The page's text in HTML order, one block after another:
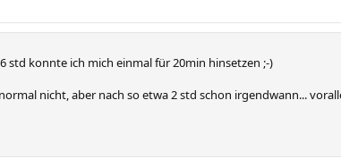
std konnte ich mich einmal für 20min hinsetzen ;-)
nicht, aber nach so etwa 2 std schon irgendwann...